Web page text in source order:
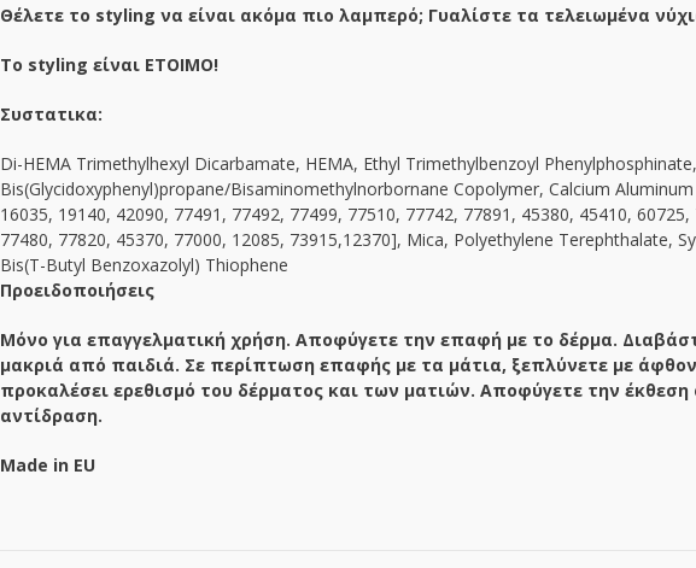
Θέλετε το styling να είναι ακόμα πιο λαμπερό; Γυαλίστε τα τελειωμένα
Το styling είναι ΕΤΟΙΜΟ!
Συστατικα:
Di-HEMA Trimethylhexyl Dicarbamate, HEMA, Ethyl Trimethylbenzoyl
Bis(Glycidoxyphenyl)propane/Bisaminomethylnorbornane Copolymer, Calcium
16035, 19140, 42090, 77491, 77492, 77499, 77510, 77742, 77891, 45380, 45410,
77480, 77820, 45370, 77000, 12085, 73915,12370], Mica, Polyethylene Terephthalate,
Bis(T-Butyl Benzoxazolyl) Thiophene
Προειδοποιήσεις
Μόνο για επαγγελματική χρήση. Αποφύγετε την επαφή με το δέρμα.
μακριά από παιδιά. Σε περίπτωση επαφής με τα μάτια, ξεπλύνετε με
προκαλέσει ερεθισμό του δέρματος και των ματιών. Αποφύγετε την
αντίδραση.
Made in EU